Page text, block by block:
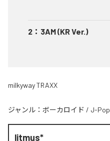
2 ： 3AM (KR Ver.)
milkyway TRAXX
ジャンル： ボーカロイド / J-Pop
litmus*